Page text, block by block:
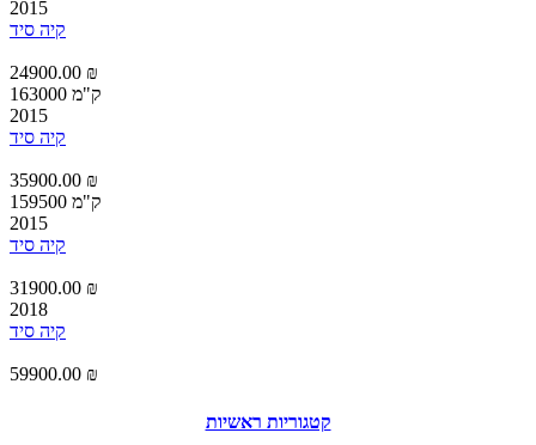
2015
קיה סיד
24900.00 ₪
163000 ק"מ
2015
קיה סיד
35900.00 ₪
159500 ק"מ
2015
קיה סיד
31900.00 ₪
2018
קיה סיד
59900.00 ₪
קטגוריות ראשיות